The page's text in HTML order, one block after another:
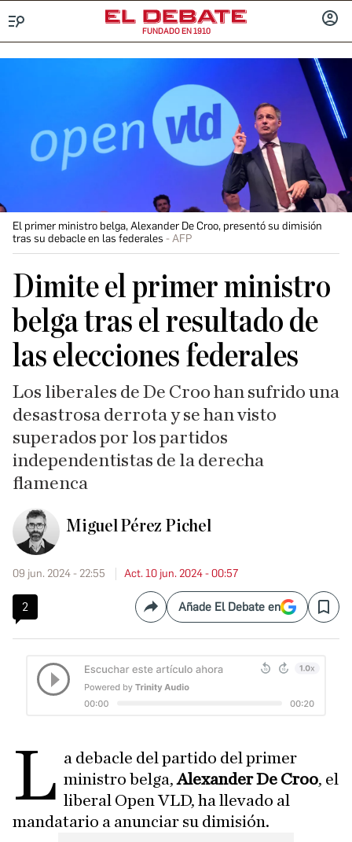
FUNDADO EN 1910
El primer ministro belga, Alexander De Croo, presentó su dimisión
tras su debacle en las federales
AFP
Dimite el primer ministro
belga tras el resultado de
las elecciones federales
Los liberales de De Croo han sufrido una
desastrosa derrota y se han visto
superados por los partidos
independentistas de la derecha
flamenca
Miguel Pérez Pichel
09 jun. 2024 - 22:55 Act. 10 jun. 2024 - 00:57
2 CompartirAñade El Debate en Save
L a debacle del partido del primer
ministro belga,Alexander De Croo, el
liberal Open VLD, ha llevado al
mandatario a anunciar su dimisión.